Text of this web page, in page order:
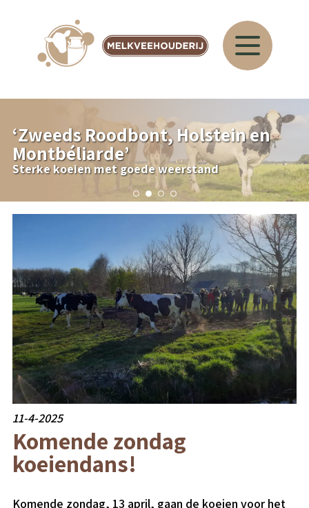
‘Zweeds Roodbont, Holstein en
Montbéliarde’
Sterke koeien met goede weerstand
11-4-2025
Komende zondag
koeiendans!
Komende zondag, 13 april, gaan de koeien voor het